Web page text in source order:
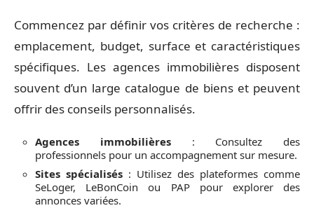
Commencez par définir vos critères de recherche :
emplacement, budget, surface et caractéristiques
spécifiques. Les agences immobilières disposent
souvent d’un large catalogue de biens et peuvent
offrir des conseils personnalisés.
Agences immobilières: Consultez des
professionnels pour un accompagnement sur mesure.
Sites spécialisés : Utilisez des plateformes comme
SeLoger, LeBonCoin ou PAP pour explorer des
annonces variées.